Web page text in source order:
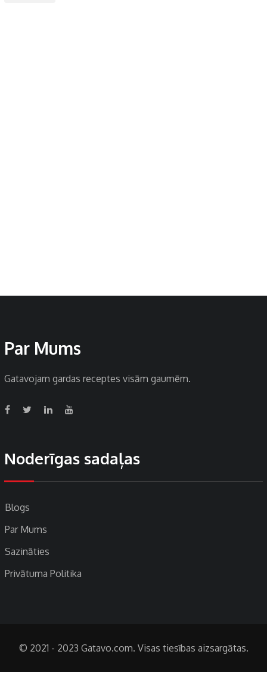
Par Mums
Gatavojam gardas receptes visām gaumēm.
Noderīgas sadaļas
Blogs
Par Mums
Sazināties
Privātuma Politika
© 2021 - 2023 Gatavo.com. Visas tiesības aizsargātas.